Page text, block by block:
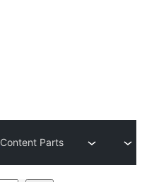
Content Parts